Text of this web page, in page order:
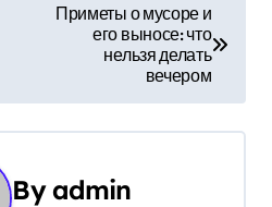
Приметы о мусоре и
его выносе: что
нельзя делать
вечером
Byadmin